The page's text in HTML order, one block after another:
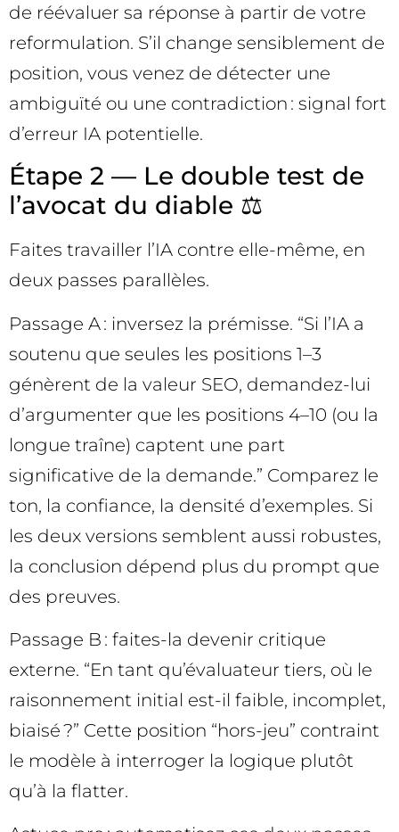
de réévaluer sa réponse à partir de votre
reformulation. S’il change sensiblement de
position, vous venez de détecter une
ambiguïté ou une contradiction : signal fort
d’erreur IA potentielle.
Étape 2 — Le double test de
l’avocat du diable ⚖️
Faites travailler l’IA contre elle-même, en
deux passes parallèles.
Passage A : inversez la prémisse. “Si l’IA a
soutenu que seules les positions 1–3
génèrent de la valeur SEO, demandez-lui
d’argumenter que les positions 4–10 (ou la
longue traîne) captent une part
significative de la demande.” Comparez le
ton, la confiance, la densité d’exemples. Si
les deux versions semblent aussi robustes,
la conclusion dépend plus du prompt que
des preuves.
Passage B : faites-la devenir critique
externe. “En tant qu’évaluateur tiers, où le
raisonnement initial est-il faible, incomplet,
biaisé ?” Cette position “hors-jeu” contraint
le modèle à interroger la logique plutôt
qu’à la flatter.